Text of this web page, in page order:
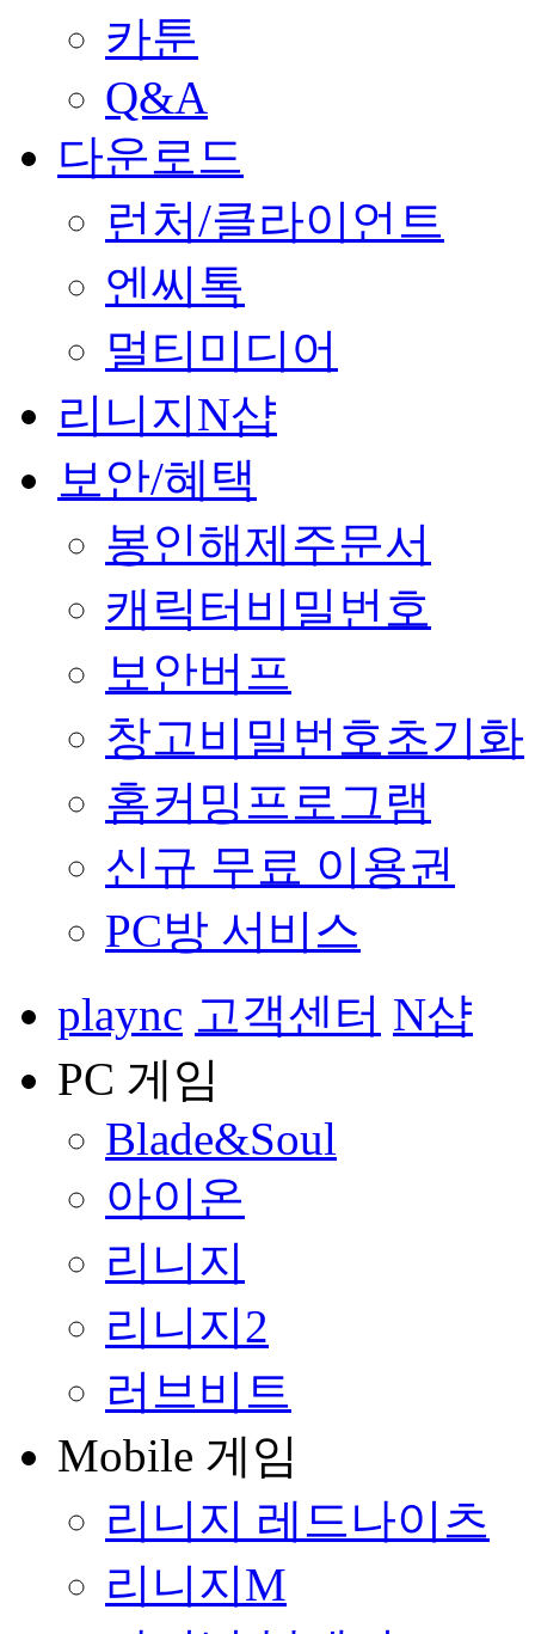
카툰
Q&A
다운로드
런처/클라이언트
엔씨톡
멀티미디어
리니지N샵
보안/혜택
봉인해제주문서
캐릭터비밀번호
보안버프
창고비밀번호초기화
홈커밍프로그램
신규 무료 이용권
PC방 서비스
plaync 고객센터 N샵
PC 게임
Blade&Soul
아이온
리니지
리니지2
러브비트
Mobile 게임
리니지 레드나이츠
리니지M